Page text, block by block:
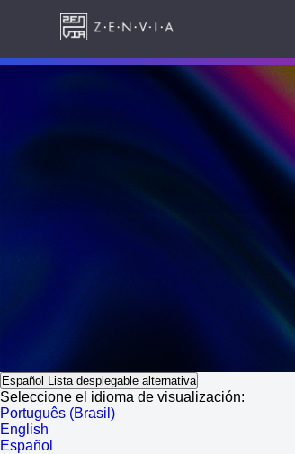
Español Lista desplegable alternativa
Seleccione el idioma de visualización:
Português (Brasil)
English
Español